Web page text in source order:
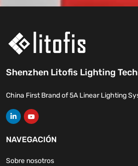
Shenzhen Litofis Lighting
China First Brand of 5A Linear Lighting
NAVEGACIÓN
Sobre nosotros